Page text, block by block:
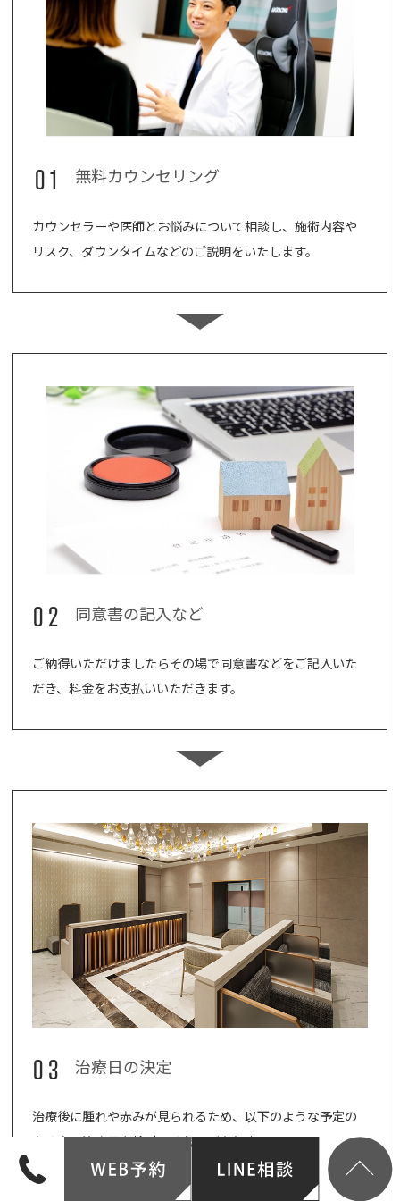
01 無料カウンセリング
カウンセラーや医師とお悩みについて相談し、施術内容や
リスク、ダウンタイムなどのご説明をいたします。
02 同意書の記入など
ご納得いただけましたらその場で同意書などをご記入いた
だき、料金をお支払いいただきます。
03 治療日の決定
治療後に腫れや赤みが見られるため、以下のような予定の
ある方は治療日を検討する必要があります。